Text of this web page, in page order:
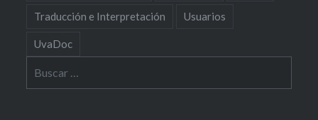
Traducción e Interpretación Usuarios
UvaDoc